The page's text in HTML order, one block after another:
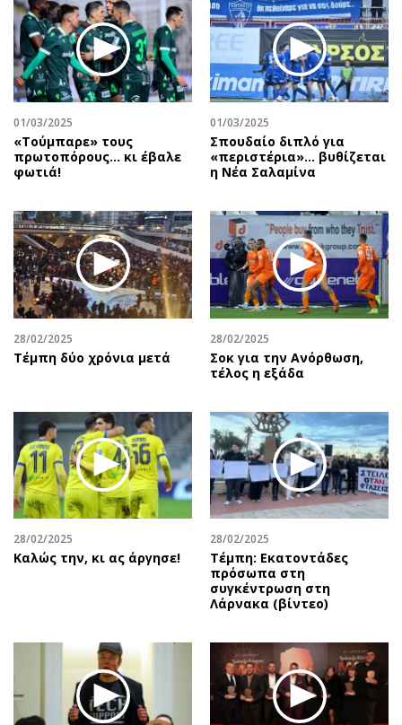
01/03/2025
«Τούμπαρε» τους
πρωτοπόρους… κι έβαλε
φωτιά!
01/03/2025
Σπουδαίο διπλό για
«περιστέρια»... βυθίζεται
η Νέα Σαλαμίνα
28/02/2025
Τέμπη δύο χρόνια μετά
28/02/2025
Σοκ για την Ανόρθωση,
τέλος η εξάδα
28/02/2025
Καλώς την, κι ας άργησε!
28/02/2025
Τέμπη: Εκατοντάδες
πρόσωπα στη
συγκέντρωση στη
Λάρνακα (βίντεο)